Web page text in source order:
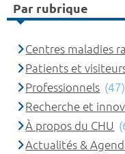
Par rubrique
Centres maladies
Patients et
Professionnels (47)
Recherche et
À propos du CHU
Actualités &